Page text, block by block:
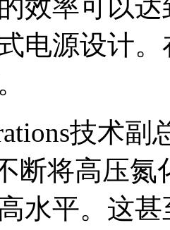
效率可以
电源设计
技术副
断将高压
水平。这